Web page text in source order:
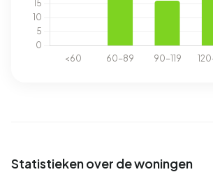
Statistieken over de woningen